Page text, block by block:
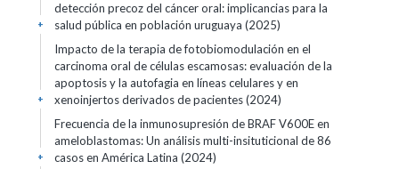
detección precoz del cáncer oral: implicancias para la
salud pública en población uruguaya (2025)
+
Impacto de la terapia de fotobiomodulación en el
carcinoma oral de células escamosas: evaluación de la
apoptosis y la autofagia en líneas celulares y en
xenoinjertos derivados de pacientes (2024)
+
Frecuencia de la inmunosupresión de BRAF V600E en
ameloblastomas: Un análisis multi-insituticional de 86
casos en América Latina (2024)
+